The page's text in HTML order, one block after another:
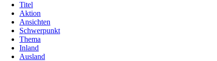
Titel
Aktion
Ansichten
Schwerpunkt
Thema
Inland
Ausland